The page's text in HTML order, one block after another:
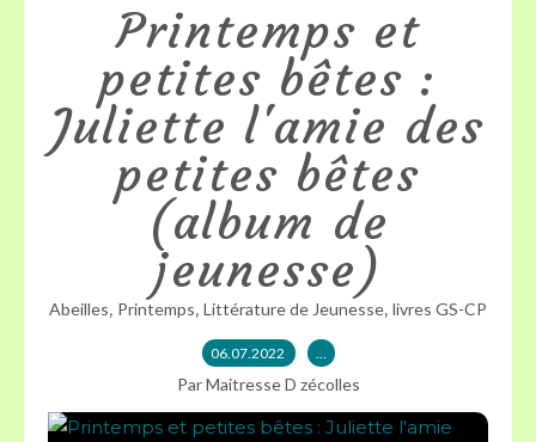
Printemps et
petites bêtes :
Juliette l'amie des
petites bêtes
(album de
jeunesse)
Abeilles, Printemps, Littérature de Jeunesse, livres GS-CP
06.07.2022 …
Par Maitresse D zécolles